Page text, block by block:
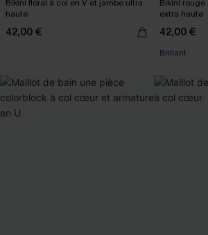
Bikini floral à col en V et jambe ultra
haute
42,00 €
Bikini
extra haute
42,00 €
Brillant